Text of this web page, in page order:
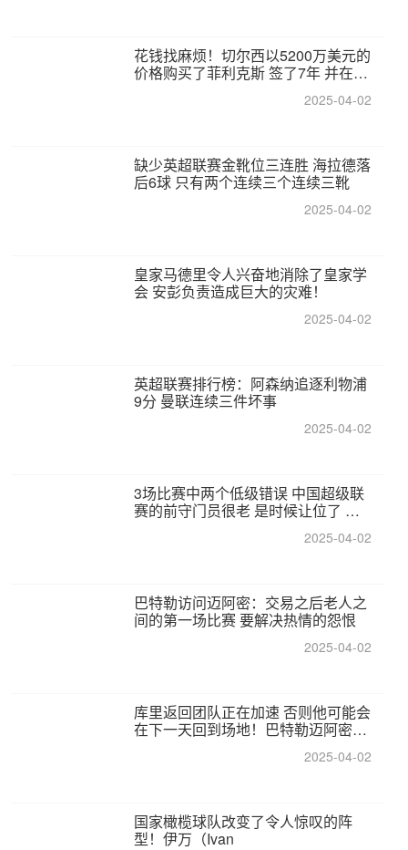
花钱找麻烦！切尔西以5200万美元的
价格购买了菲利克斯 签了7年 并在半
2025-04-02
缺少英超联赛金靴位三连胜 海拉德落
后6球 只有两个连续三个连续三靴
2025-04-02
皇家马德里令人兴奋地消除了皇家学
会 安彭负责造成巨大的灾难！
2025-04-02
英超联赛排行榜：阿森纳追逐利物浦
9分 曼联连续三件坏事
2025-04-02
3场比赛中两个低级错误 中国超级联
赛的前守门员很老 是时候让位了 最
2025-04-02
巴特勒访问迈阿密：交易之后老人之
间的第一场比赛 要解决热情的怨恨
2025-04-02
库里返回团队正在加速 否则他可能会
在下一天回到场地！巴特勒迈阿密的
2025-04-02
国家橄榄球队改变了令人惊叹的阵
型！伊万（Ivan